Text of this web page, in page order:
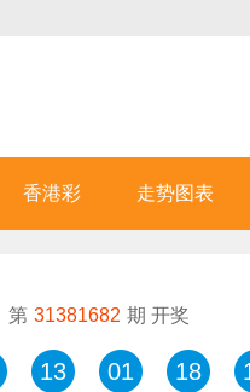
香港彩 走势图表
第 31381682 期 开奖
13 01 18